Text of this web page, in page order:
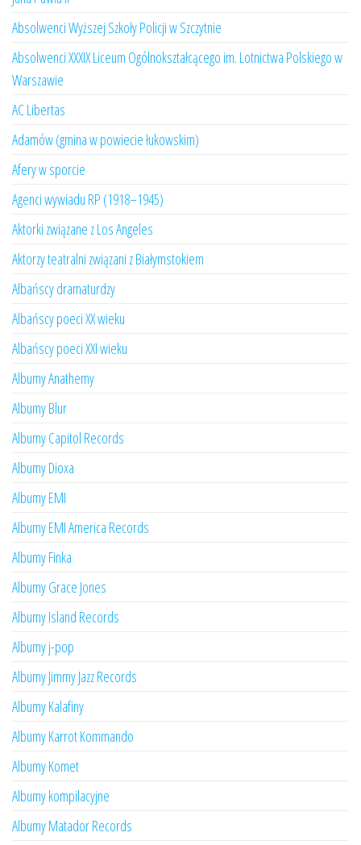
Absolwenci Wyższej Szkoły Policji w Szczytnie
Absolwenci XXXIX Liceum Ogólnokształcącego im. Lotnictwa Polskiego w
Warszawie
AC Libertas
Adamów (gmina w powiecie łukowskim)
Afery w sporcie
Agenci wywiadu RP (1918–1945)
Aktorki związane z Los Angeles
Aktorzy teatralni związani z Białymstokiem
Albańscy dramaturdzy
Albańscy poeci XX wieku
Albańscy poeci XXI wieku
Albumy Anathemy
Albumy Blur
Albumy Capitol Records
Albumy Dioxa
Albumy EMI
Albumy EMI America Records
Albumy Finka
Albumy Grace Jones
Albumy Island Records
Albumy j-pop
Albumy Jimmy Jazz Records
Albumy Kalafiny
Albumy Karrot Kommando
Albumy Komet
Albumy kompilacyjne
Albumy Matador Records